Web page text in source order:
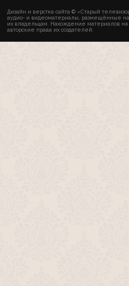
Дизайн и верстка сайта © «Старый
аудио- и видеоматериалы, размещённые
их владельцам. Нахождение материалов на
авторские права их создателей.